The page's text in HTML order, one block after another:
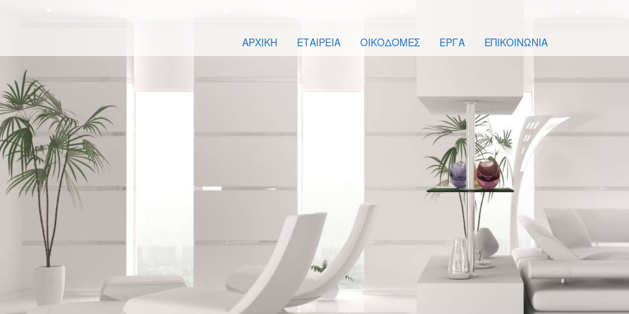
ΑΡΧΙΚΗ ΕΤΑΙΡΕΙΑ ΟΙΚΟΔΟΜΕΣ ΕΡΓΑ ΕΠΙΚΟΙΝΩΝΙΑ